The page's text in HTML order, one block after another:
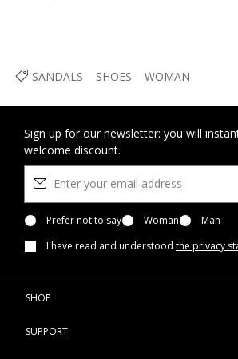
SANDALS SHOES WOMAN
Sign up for our newsletter: you will
welcome discount.
Prefer not to say Woman
Man
I have read and understood the privacy
SHOP
SUPPORT